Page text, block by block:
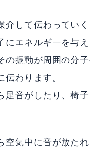
して伝わっていく
エネルギーを与
振動が周囲の分
わります。
足音がしたり、椅
気中に音が放た